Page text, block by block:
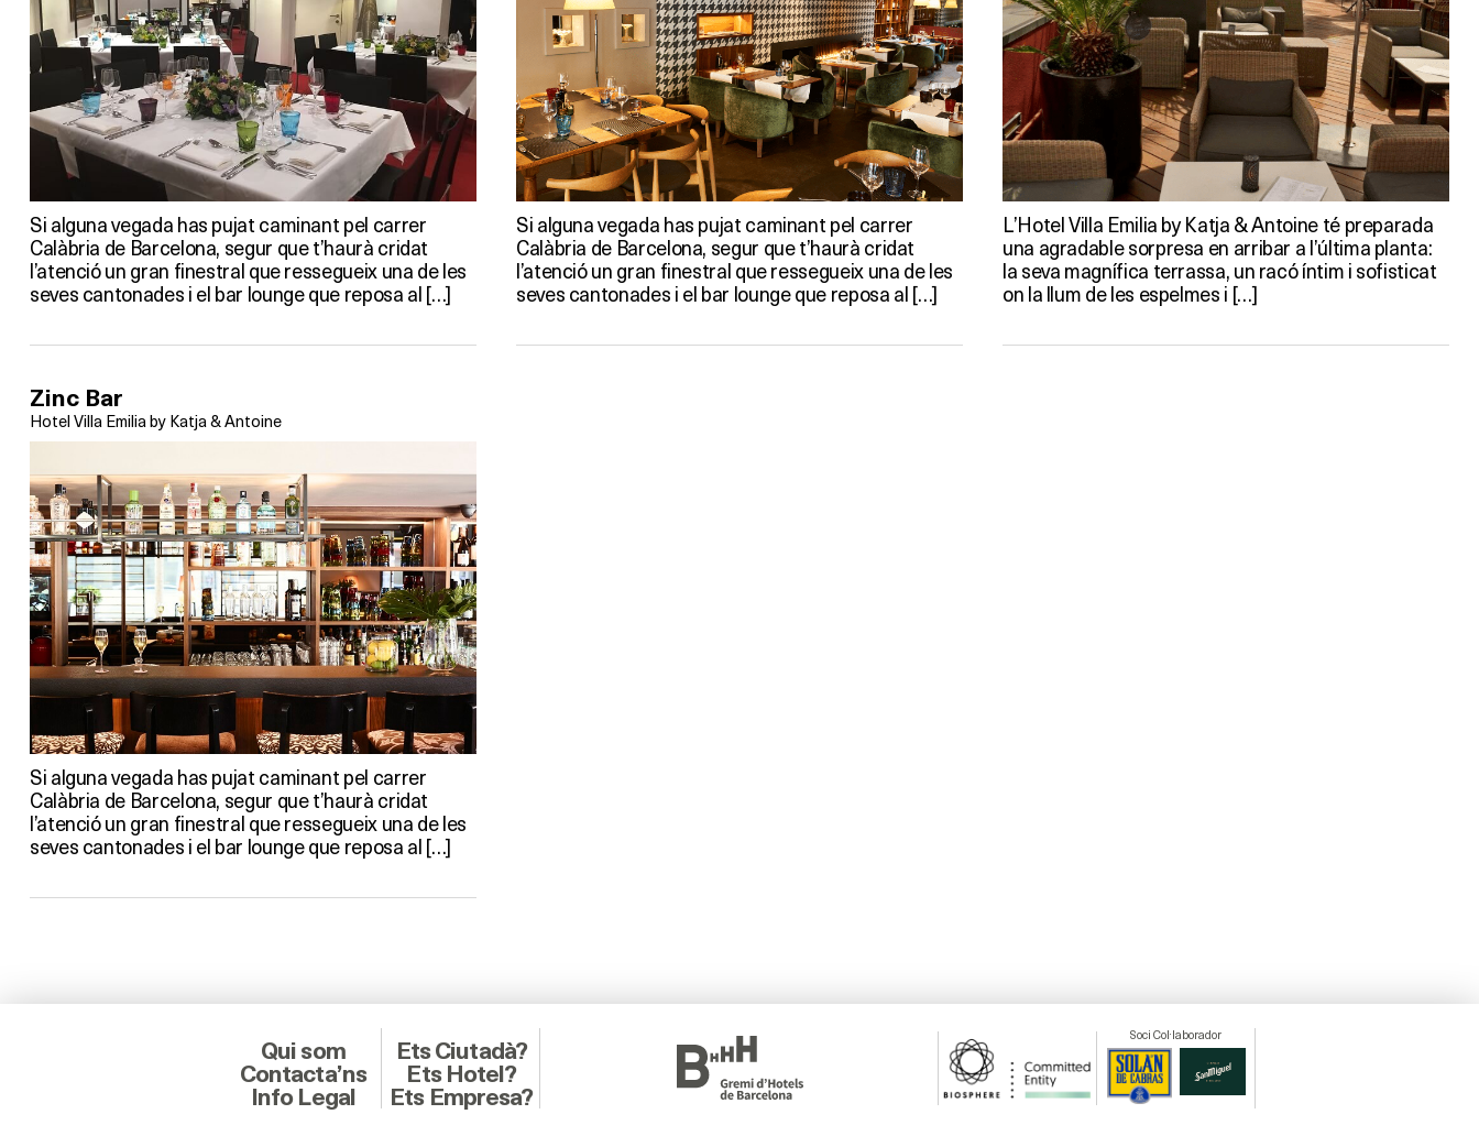
Si alguna vegada has pujat caminant pel carrer
Calàbria de Barcelona, segur que t’haurà cridat
l’atenció un gran finestral que ressegueix una de les
seves cantonades i el bar lounge que reposa al […]
Si alguna vegada has pujat caminant pel carrer
Calàbria de Barcelona, segur que t’haurà cridat
l’atenció un gran finestral que ressegueix una de les
seves cantonades i el bar lounge que reposa al […]
L’Hotel Villa Emilia by Katja & Antoine té preparada
una agradable sorpresa en arribar a l’última planta:
la seva magnífica terrassa, un racó íntim i sofisticat
on la llum de les espelmes i […]
Zinc Bar
Hotel Villa Emilia by Katja & Antoine
Si alguna vegada has pujat caminant pel carrer
Calàbria de Barcelona, segur que t’haurà cridat
l’atenció un gran finestral que ressegueix una de les
seves cantonades i el bar lounge que reposa al […]
Qui som
Contacta’ns
Info Legal
Ets Ciutadà?
Ets Hotel?
Ets Empresa?
Soci Col·laborador